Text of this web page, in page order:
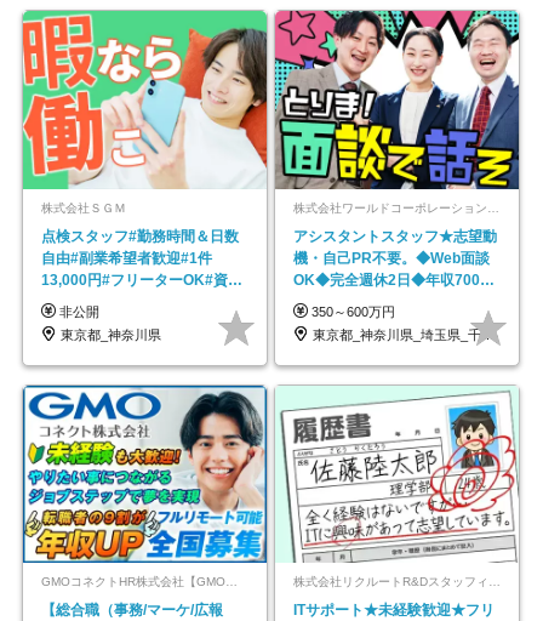
株式会社ＳＧＭ
点検スタッフ#勤務時間＆日数
自由#副業希望者歓迎#1件
13,000円#フリーターOK#資格
スキル不要
非公開
東京都_神奈川県
アシスタントスタッフ★志望動
機・自己PR不要。◆Web面談
OK◆完全週休2日◆年収700万
円可/p13
350～600万円
東京都_神奈川県_埼玉県_千葉県_大阪府…
GMOコネクトHR株式会社【GMOインターネットグループ】
【総合職（事務/マーケ/広報
ITサポート★未経験歓迎★フリ